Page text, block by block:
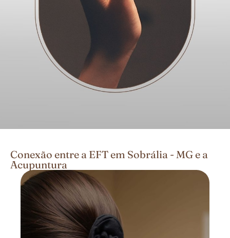
Conexão entre a EFT em Sobrália - MG e a
Acupuntura